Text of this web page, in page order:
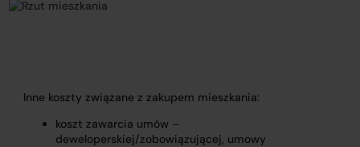
Inne koszty związane z zakupem mieszkania:
koszt zawarcia umów –
deweloperskiej/zobowiązującej, umowy